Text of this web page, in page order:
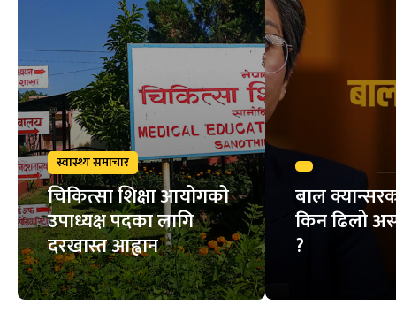
स्वास्थ्य समाचार
चिकित्सा शिक्षा आयोगको
उपाध्यक्ष पदका लागि
दरखास्त आह्वान
बाल
किन ढिलो
?